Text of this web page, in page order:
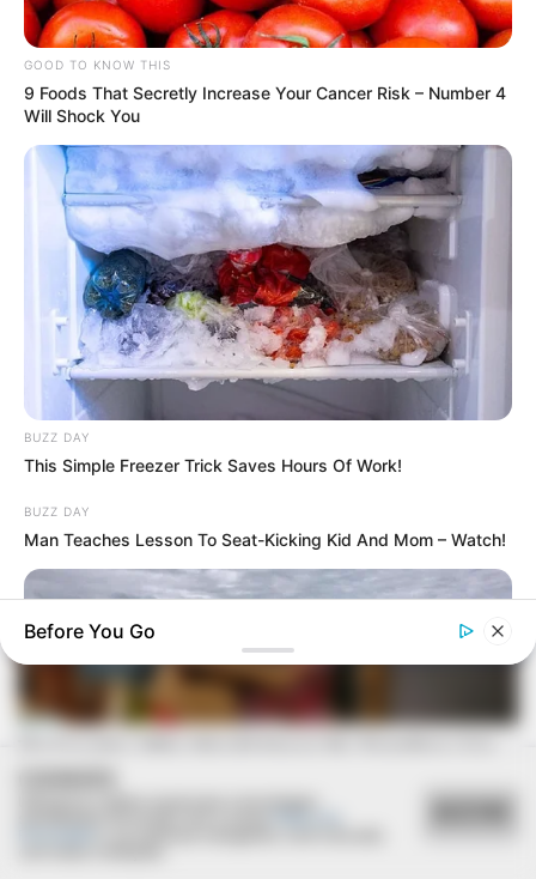
Deixe um Comentário
GOOD TO KNOW THIS
9 Foods That Secretly Increase Your Cancer Risk – Number 4
Will Shock You
BUZZ DAY
This Simple Freezer Trick Saves Hours Of Work!
BUZZ DAY
Man Teaches Lesson To Seat-Kicking Kid And Mom – Watch!
Before You Go